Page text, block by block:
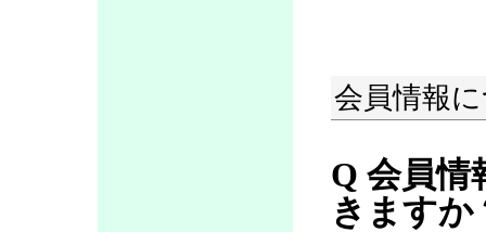
会員情報
Q 会員情
きますか